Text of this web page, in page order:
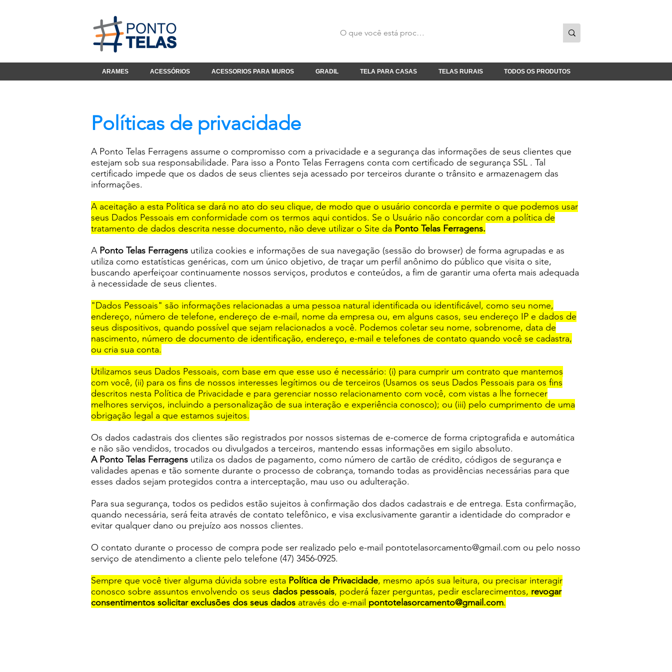
ARAMES ACESSÓRIOS ACESSORIOS PARA MUROS GRADIL TELA PARA CASAS TELAS RURAIS TODOS OS PRODUTOS
Políticas de privacidade
A Ponto Telas Ferragens assume o compromisso com a privacidade e a segurança das informações de seus clientes que
estejam sob sua responsabilidade. Para isso a Ponto Telas Ferragens conta com certificado de segurança SSL . Tal
certificado impede que os dados de seus clientes seja acessado por terceiros durante o trânsito e armazenagem das
informações.
A aceitação a esta Política se dará no ato do seu clique, de modo que o usuário concorda e permite o que podemos usar
seus Dados Pessoais em conformidade com os termos aqui contidos. Se o Usuário não concordar com a política de
tratamento de dados descrita nesse documento, não deve utilizar o Site da Ponto Telas Ferragens.
A Ponto Telas Ferragens utiliza cookies e informações de sua navegação (sessão do browser) de forma agrupadas e as
utiliza como estatísticas genéricas, com um único objetivo, de traçar um perfil anônimo do público que visita o site,
buscando aperfeiçoar continuamente nossos serviços, produtos e conteúdos, a fim de garantir uma oferta mais adequada
à necessidade de seus clientes.
"Dados Pessoais" são informações relacionadas a uma pessoa natural identificada ou identificável, como seu nome,
endereço, número de telefone, endereço de e-mail, nome da empresa ou, em alguns casos, seu endereço IP e dados de
seus dispositivos, quando possível que sejam relacionados a você. Podemos coletar seu nome, sobrenome, data de
nascimento, número de documento de identificação, endereço, e-mail e telefones de contato quando você se cadastra,
ou cria sua conta.
Utilizamos seus Dados Pessoais, com base em que esse uso é necessário: (i) para cumprir um contrato que mantemos
com você, (ii) para os fins de nossos interesses legítimos ou de terceiros (Usamos os seus Dados Pessoais para os fins
descritos nesta Política de Privacidade e para gerenciar nosso relacionamento com você, com vistas a lhe fornecer
melhores serviços, incluindo a personalização de sua interação e experiência conosco); ou (iii) pelo cumprimento de uma
obrigação legal a que estamos sujeitos.
Os dados cadastrais dos clientes são registrados por nossos sistemas de e-comerce de forma criptografida e automática
e não são vendidos, trocados ou divulgados a terceiros, mantendo essas informações em sigilo absoluto.
A Ponto Telas Ferragens utiliza os dados de pagamento, como número de cartão de crédito, códigos de segurança e
validades apenas e tão somente durante o processo de cobrança, tomando todas as providências necessárias para que
esses dados sejam protegidos contra a interceptação, mau uso ou adulteração.
Para sua segurança, todos os pedidos estão sujeitos à confirmação dos dados cadastrais e de entrega. Esta confirmação,
quando necessária, será feita através de contato telefônico, e visa exclusivamente garantir a identidade do comprador e
evitar qualquer dano ou prejuízo aos nossos clientes.
O contato durante o processo de compra pode ser realizado pelo e-mail pontotelasorcamento@gmail.com ou pelo nosso
serviço de atendimento a cliente pelo telefone (47) 3456-0925.
Sempre que você tiver alguma dúvida sobre esta Política de Privacidade, mesmo após sua leitura, ou precisar interagir
conosco sobre assuntos envolvendo os seus dados pessoais, poderá fazer perguntas, pedir esclarecimentos, revogar
consentimentos solicitar exclusões dos seus dados através do e-mail pontotelasorcamento@gmail.com.